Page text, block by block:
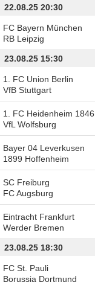
22.08.25 20:30
FC Bayern München
RB Leipzig
23.08.25 15:30
1. FC Union Berlin
VfB Stuttgart
1. FC Heidenheim 1846
VfL Wolfsburg
Bayer 04 Leverkusen
1899 Hoffenheim
SC Freiburg
FC Augsburg
Eintracht Frankfurt
Werder Bremen
23.08.25 18:30
FC St. Pauli
Borussia Dortmund